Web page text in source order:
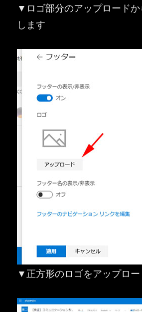
▼ロゴ部分のアップロード
します
▼正方形のロゴをアップロ